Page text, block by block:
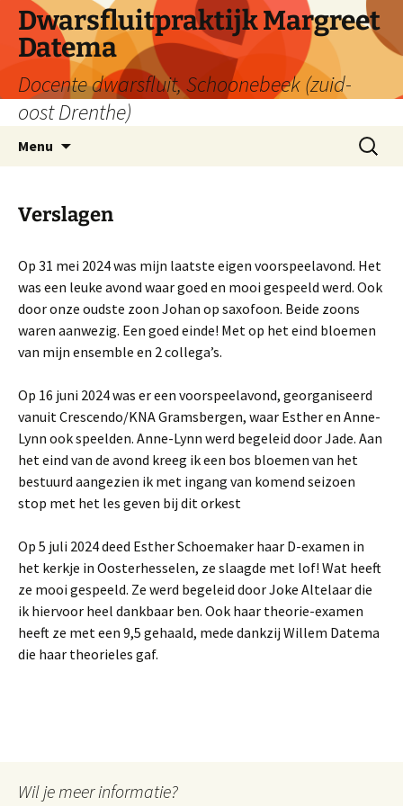
Dwarsfluitpraktijk Margreet
Datema
Docente dwarsfluit, Schoonebeek (zuid-
oost Drenthe)
Menu
Zoeken
naar:
Verslagen
Op 31 mei 2024 was mijn laatste eigen voorspeelavond. Het
was een leuke avond waar goed en mooi gespeeld werd. Ook
door onze oudste zoon Johan op saxofoon. Beide zoons
waren aanwezig. Een goed einde! Met op het eind bloemen
van mijn ensemble en 2 collega’s.
Op 16 juni 2024 was er een voorspeelavond, georganiseerd
vanuit Crescendo/KNA Gramsbergen, waar Esther en Anne-
Lynn ook speelden. Anne-Lynn werd begeleid door Jade. Aan
het eind van de avond kreeg ik een bos bloemen van het
bestuurd aangezien ik met ingang van komend seizoen
stop met het les geven bij dit orkest
Op 5 juli 2024 deed Esther Schoemaker haar D-examen in
het kerkje in Oosterhesselen, ze slaagde met lof! Wat heeft
ze mooi gespeeld. Ze werd begeleid door Joke Altelaar die
ik hiervoor heel dankbaar ben. Ook haar theorie-examen
heeft ze met een 9,5 gehaald, mede dankzij Willem Datema
die haar theorieles gaf.
Wil je meer informatie?